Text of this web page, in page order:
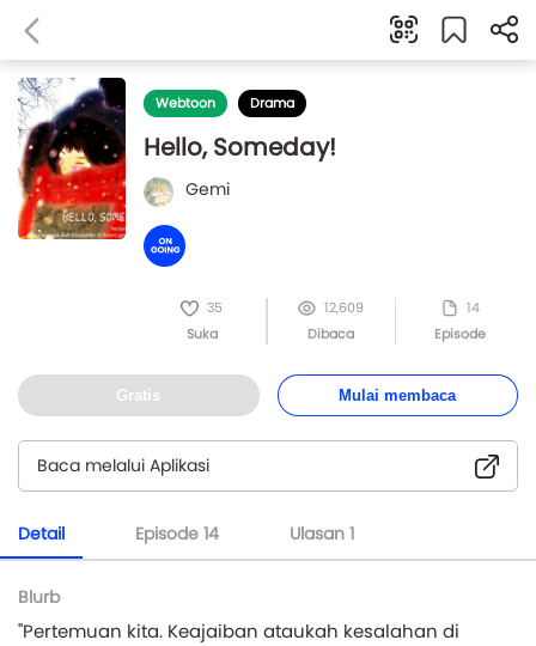
Webtoon Drama
Hello, Someday!
Gemi
35
Suka
12,609
Dibaca
14
Episode
Gratis Mulai membaca
Baca melalui Aplikasi
Detail Episode 14 Ulasan 1
Blurb
"Pertemuan kita. Keajaiban ataukah kesalahan di